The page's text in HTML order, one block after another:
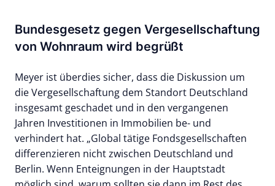
Bundesgesetz gegen Vergesellschaftung
von Wohnraum wird begrüßt
Meyer ist überdies sicher, dass die Diskussion um
die Vergesellschaftung dem Standort Deutschland
insgesamt geschadet und in den vergangenen
Jahren Investitionen in Immobilien be- und
verhindert hat. „Global tätige Fondsgesellschaften
differenzieren nicht zwischen Deutschland und
Berlin. Wenn Enteignungen in der Hauptstadt